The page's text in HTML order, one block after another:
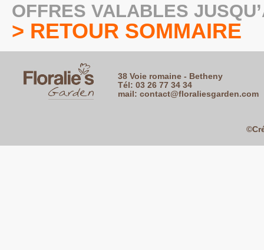
OFFRES VALABLES
> RETOUR SOMMAIRE
38 Voie romaine - Betheny
Tél: 03 26 77 34 34
mail: contact@floraliesgarden.com